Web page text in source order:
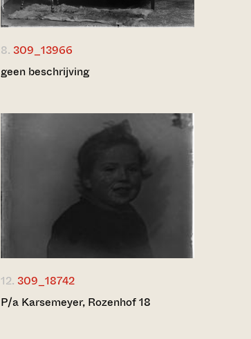
8. 309_13966
geen beschrijving
12. 309_18742
P/a Karsemeyer, Rozenhof 18